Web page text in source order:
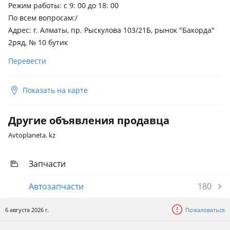
Режим работы: с 9: 00 до 18: 00
По всем вопросам:/
Адрес: г. Алматы, пр. Рыскулова 103/21Б, рынок "Бакорда"
2ряд, № 10 бутик
Перевести
Показать на карте
Другие объявления продавца
Avtoplaneta. kz
Запчасти
Автозапчасти
180
6 августа 2026 г. Пожаловаться